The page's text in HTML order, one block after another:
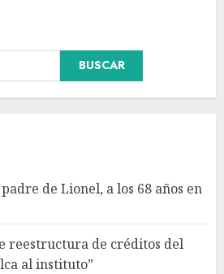
BUSCAR
de Lionel, a los 68 años en
reestructura de créditos del
al instituto”
Colombia respalda soberanía
de Marruecos sobre el Sáhara
Detienen a ‘El Pony’ con fusil
M4, drogas y arsenal en